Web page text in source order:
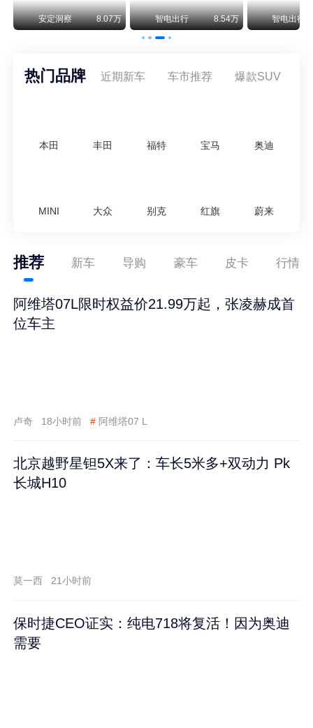
安定洞察 8.07万 智电出行 8.54万 智电出行
热门品牌 近期新车 车市推荐 爆款SUV
本田 丰田 福特 宝马 奥迪
MINI 大众 别克 红旗 蔚来
推荐 新车 导购 豪车 皮卡 行情
阿维塔07L限时权益价21.99万起，张凌赫成首
位车主
卢奇 18小时前 # 阿维塔07 L
北京越野星钽5X来了：车长5米多+双动力 Pk
长城H10
莫一西 21小时前
保时捷CEO证实：纯电718将复活！因为奥迪
需要